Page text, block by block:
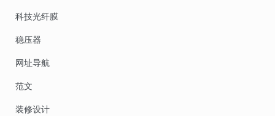
科技光纤膜
稳压器
网址导航
范文
装修设计